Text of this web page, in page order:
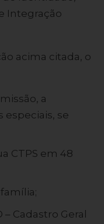
Integração
acima citada, o
a
especiais, se
CTPS em 48
Cadastro Geral